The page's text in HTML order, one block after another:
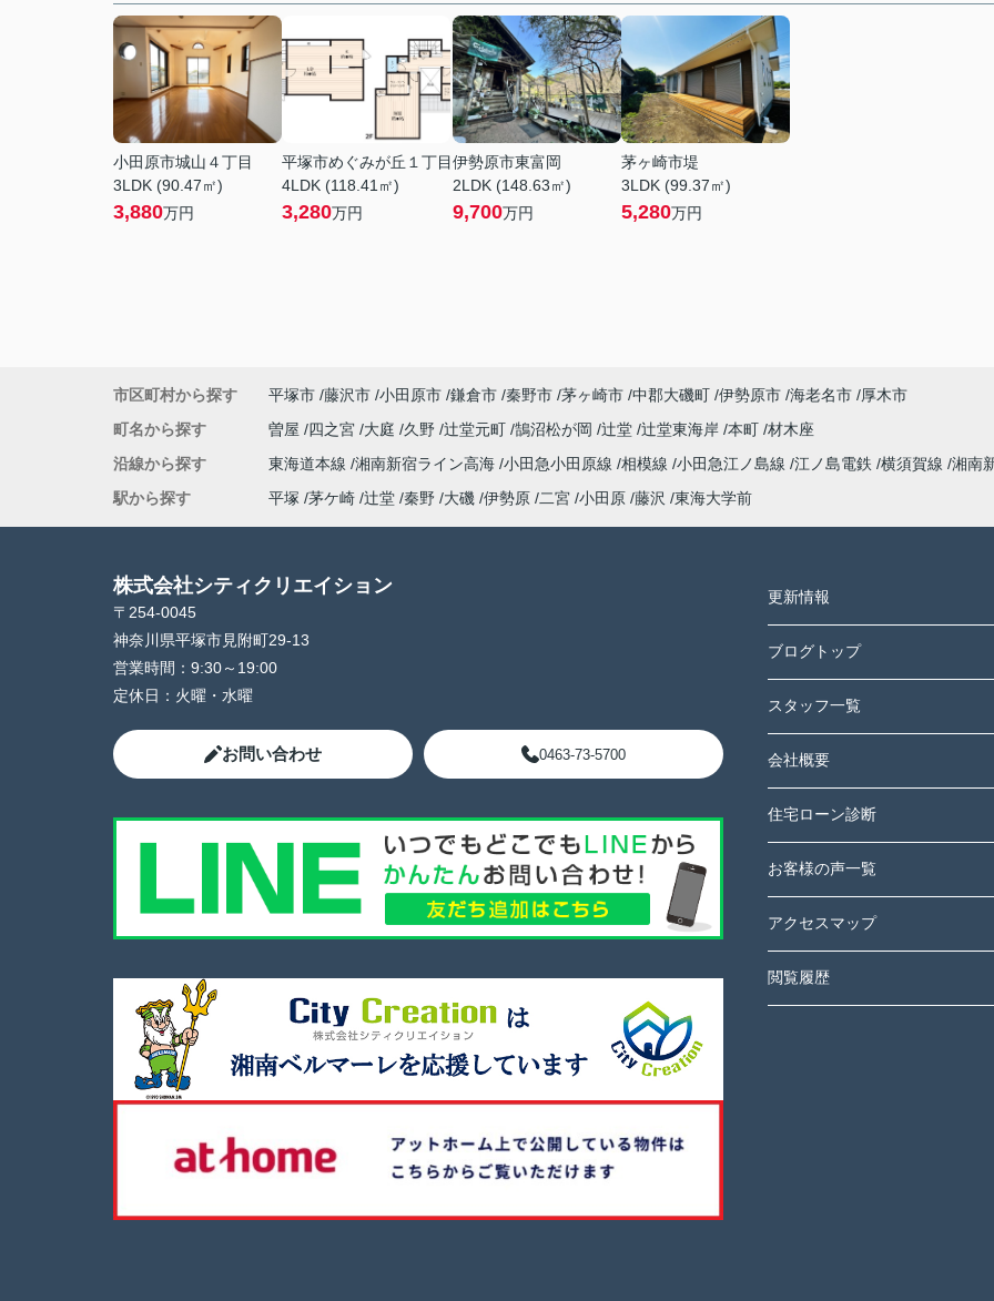
小田原市城山４丁目
3LDK (90.47㎡)
3,880万円
平塚市めぐみが丘１丁目
4LDK (118.41㎡)
3,280万円
伊勢原市東富岡
2LDK (148.63㎡)
9,700万円
茅ヶ崎市堤
3LDK (99.37㎡)
5,280万円
市区町村から探す 平塚市 藤沢市 小田原市 鎌倉市 秦野市 茅ヶ崎市 中郡大磯町 伊勢原市 海老名市
厚木市
町名から探す
曽屋 四之宮 大庭 久野 辻堂元町 鵠沼松が岡 辻堂 辻堂東海岸 本町 材木座
沿線から探す
東海道本線 湘南新宿ライン高海 小田急小田原線 相模線 小田急江ノ島線 江ノ島電鉄 横須賀線 湘南
駅から探す
平塚 茅ケ崎 辻堂 秦野 大磯 伊勢原 二宮 小田原 藤沢 東海大学前
株式会社シティクリエイション
〒254-0045
神奈川県平塚市見附町29-13
営業時間： 9:30～19:00
定休日： 火曜・水曜
お問い合わせ 0463-73-5700
更新情報
ブログトップ
スタッフ一覧
会社概要
住宅ローン診断
お客様の声一覧
アクセスマップ
閲覧履歴